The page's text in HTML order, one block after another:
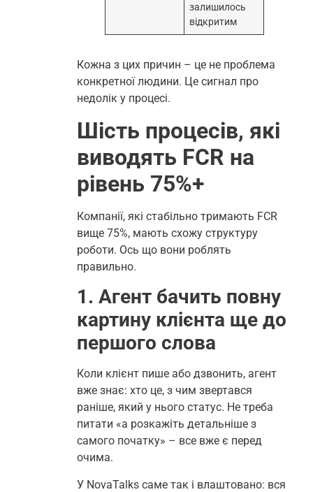
залишилось
відкритим
Кожна з цих причин – це не проблема
конкретної людини. Це сигнал про
недолік у процесі.
Шість процесів, які
виводять FCR на
рівень 75%+
Компанії, які стабільно тримають FCR
вище 75%, мають схожу структуру
роботи. Ось що вони роблять
правильно.
1. Агент бачить повну
картину клієнта ще до
першого слова
Коли клієнт пише або дзвонить, агент
вже знає: хто це, з чим звертався
раніше, який у нього статус. Не треба
питати «a розкажіть детальніше з
самого початку» – все вже є перед
очима.
У NovaTalks саме так і влаштовано: вся